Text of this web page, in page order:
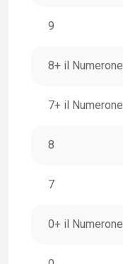
9
8+ il Numerone
7+ il Numerone
8
7
0+ il Numerone